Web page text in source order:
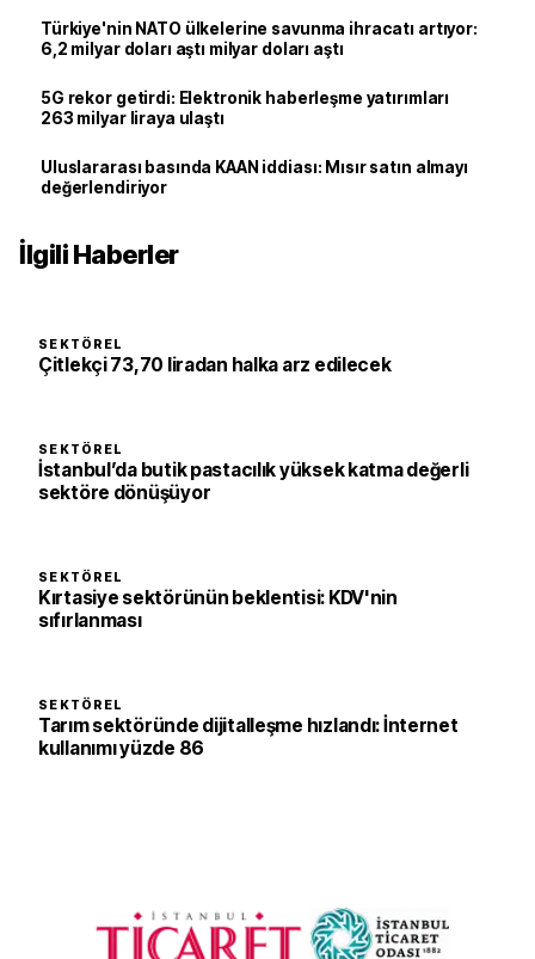
Türkiye'nin NATO ülkelerine savunma ihracatı artıyor:
6,2 milyar doları aştı milyar doları aştı
5G rekor getirdi: Elektronik haberleşme yatırımları
263 milyar liraya ulaştı
Uluslararası basında KAAN iddiası: Mısır satın almayı
değerlendiriyor
İlgili Haberler
SEKTÖREL
Çitlekçi 73,70 liradan halka arz edilecek
SEKTÖREL
İstanbul’da butik pastacılık yüksek katma değerli
sektöre dönüşüyor
SEKTÖREL
Kırtasiye sektörünün beklentisi: KDV'nin
sıfırlanması
SEKTÖREL
Tarım sektöründe dijitalleşme hızlandı: İnternet
kullanımı yüzde 86